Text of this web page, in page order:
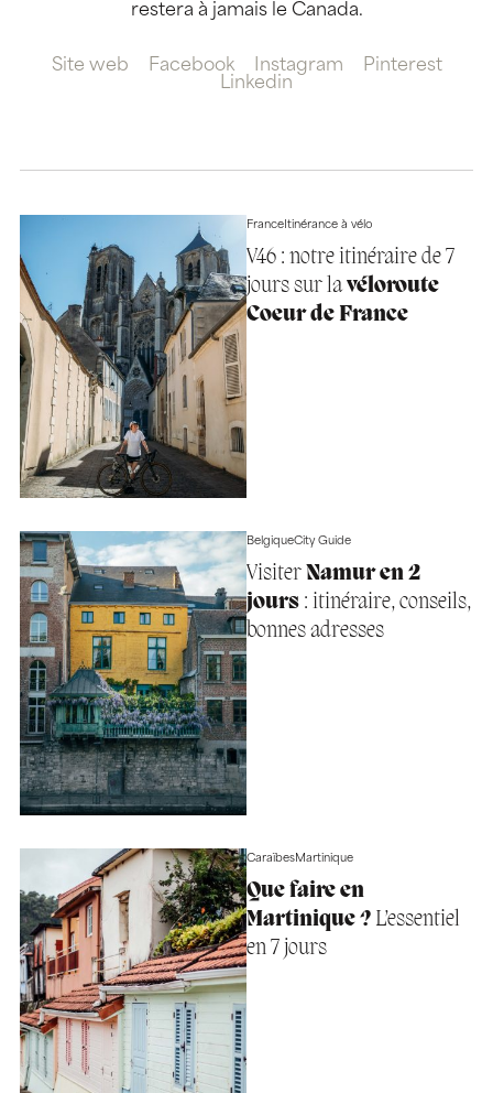
restera à jamais le Canada.
Site web Facebook Instagram
Pinterest
Linkedin
FranceItinérance à vélo
V46 : notre itinéraire de 7
jours sur lavéloroute
Coeur de France
BelgiqueCity Guide
Visiter Namur en 2
jours: itinéraire, conseils,
bonnes adresses
CaraïbesMartinique
Que faire en
Martinique ?L’essentiel
en 7 jours